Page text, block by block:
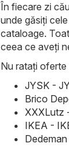
În fiecare zi
unde găsiți
cataloage.
ceea ce aveți
Nu ratați
JYSK -
Brico
XXXLutz
IKEA -